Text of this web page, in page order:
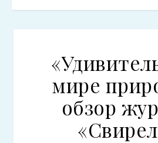
мире
обзор